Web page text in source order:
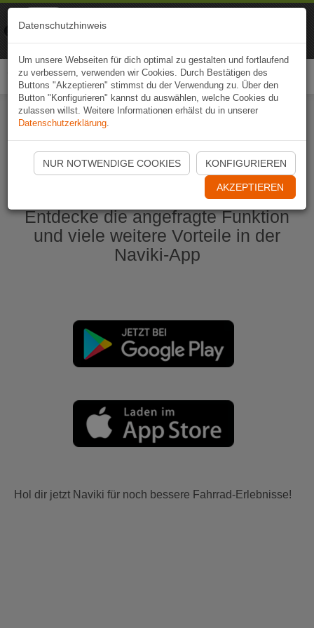
Naviki App jetzt öffnen
Entdecke die angefragte Funktion
und viele weitere Vorteile in der
Naviki-App
Hol dir jetzt Naviki für noch bessere Fahrrad-Erlebnisse!
Datenschutzhinweis
Um unsere Webseiten für dich optimal zu gestalten und fortlaufend
zu verbessern, verwenden wir Cookies. Durch Bestätigen des
Buttons "Akzeptieren" stimmst du der Verwendung zu. Über den
Button "Konfigurieren" kannst du auswählen, welche Cookies du
zulassen willst. Weitere Informationen erhälst du in unserer
Datenschutzerklärung.
NUR NOTWENDIGE COOKIES KONFIGURIEREN
AKZEPTIEREN
Naviki